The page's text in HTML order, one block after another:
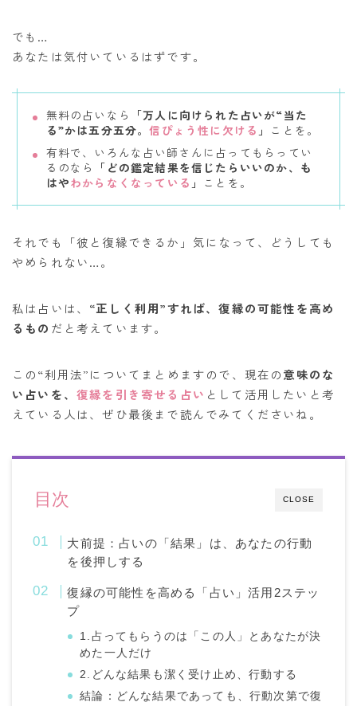
でも…
あなたは気付いているはずです。
無料の占いなら
「万人に向けられた占いが“当た
る”かは五分五分。信ぴょう性に欠ける 」 ことを。
有料で、いろんな占い師さんに占ってもらってい
るのなら
「どの鑑定結果を信じたらいいのか、も
はやわからなくなっている 」 ことを。
それでも「彼と復縁できるか」気になって、どうしても
やめられない…。
私は占いは、 “正しく利用”すれば、復縁の可能性を高め
るもの だと考えています。
この“利用法”についてまとめますので、現在の意味のな
い占いを、 復縁を引き寄せる占い として活用したいと考
えている人は、ぜひ最後まで読んでみてくださいね。
CLOSE
目次
大前提：占いの「結果」は、あなたの行動
を後押しする
復縁の可能性を高める「占い」活用2ステッ
プ
1.占ってもらうのは「この人」とあなたが決
めた一人だけ
2.どんな結果も潔く受け止め、行動する
結論：どんな結果であっても、行動次第で復